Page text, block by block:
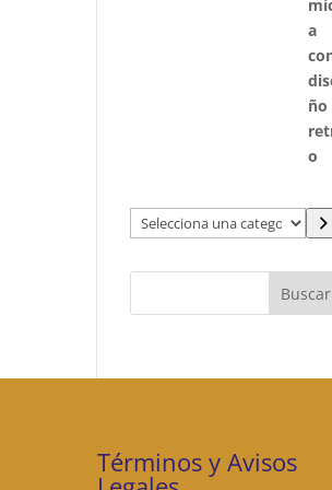
Selecciona
una
categoría
Buscar
Términos y Avisos